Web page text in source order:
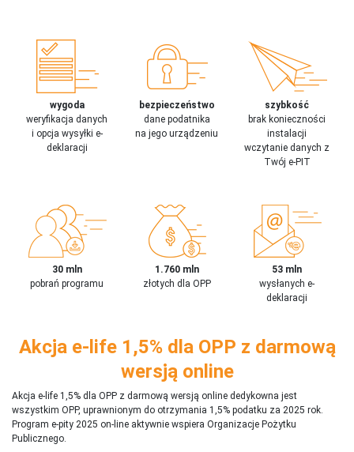
wygoda
weryfikacja danych
i opcja wysyłki e-
deklaracji
bezpieczeństwo
dane podatnika
na jego urządzeniu
szybkość
brak konieczności
instalacji
wczytanie danych z
Twój e-PIT
30 mln
pobrań programu
1.760 mln
złotych dla OPP
53 mln
wysłanych e-
deklaracji
Akcja e-life 1,5% dla OPP z darmową
wersją online
Akcja e-life 1,5% dla OPP z darmową wersją online dedykowna jest
wszystkim OPP, uprawnionym do otrzymania 1,5% podatku za 2025 rok.
Program e-pity 2025 on-line aktywnie wspiera Organizacje Pożytku
Publicznego.